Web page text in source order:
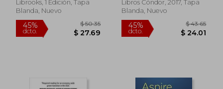
45%
dcto. $ 27.30
45%
dcto. $
Librooks, 1 Edición, Tapa
Blanda, Nuevo
Libros Cóndor, 2017, Tapa
Blanda, Nuevo